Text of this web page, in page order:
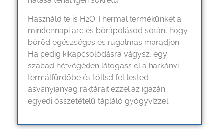
Használd te is H2O Thermal termékünket a
mindennapi arc és bőrápolásod során, hogy
bőröd egészséges és rugalmas maradjon.
Ha pedig kikapcsolódásra vágysz, egy
szabad hétvégéden látogass el a harkányi
termálfürdőbe és töltsd fel tested
ásványianyag raktárait ezzel az igazán
egyedi összetételű tápláló gyógyvízzel.